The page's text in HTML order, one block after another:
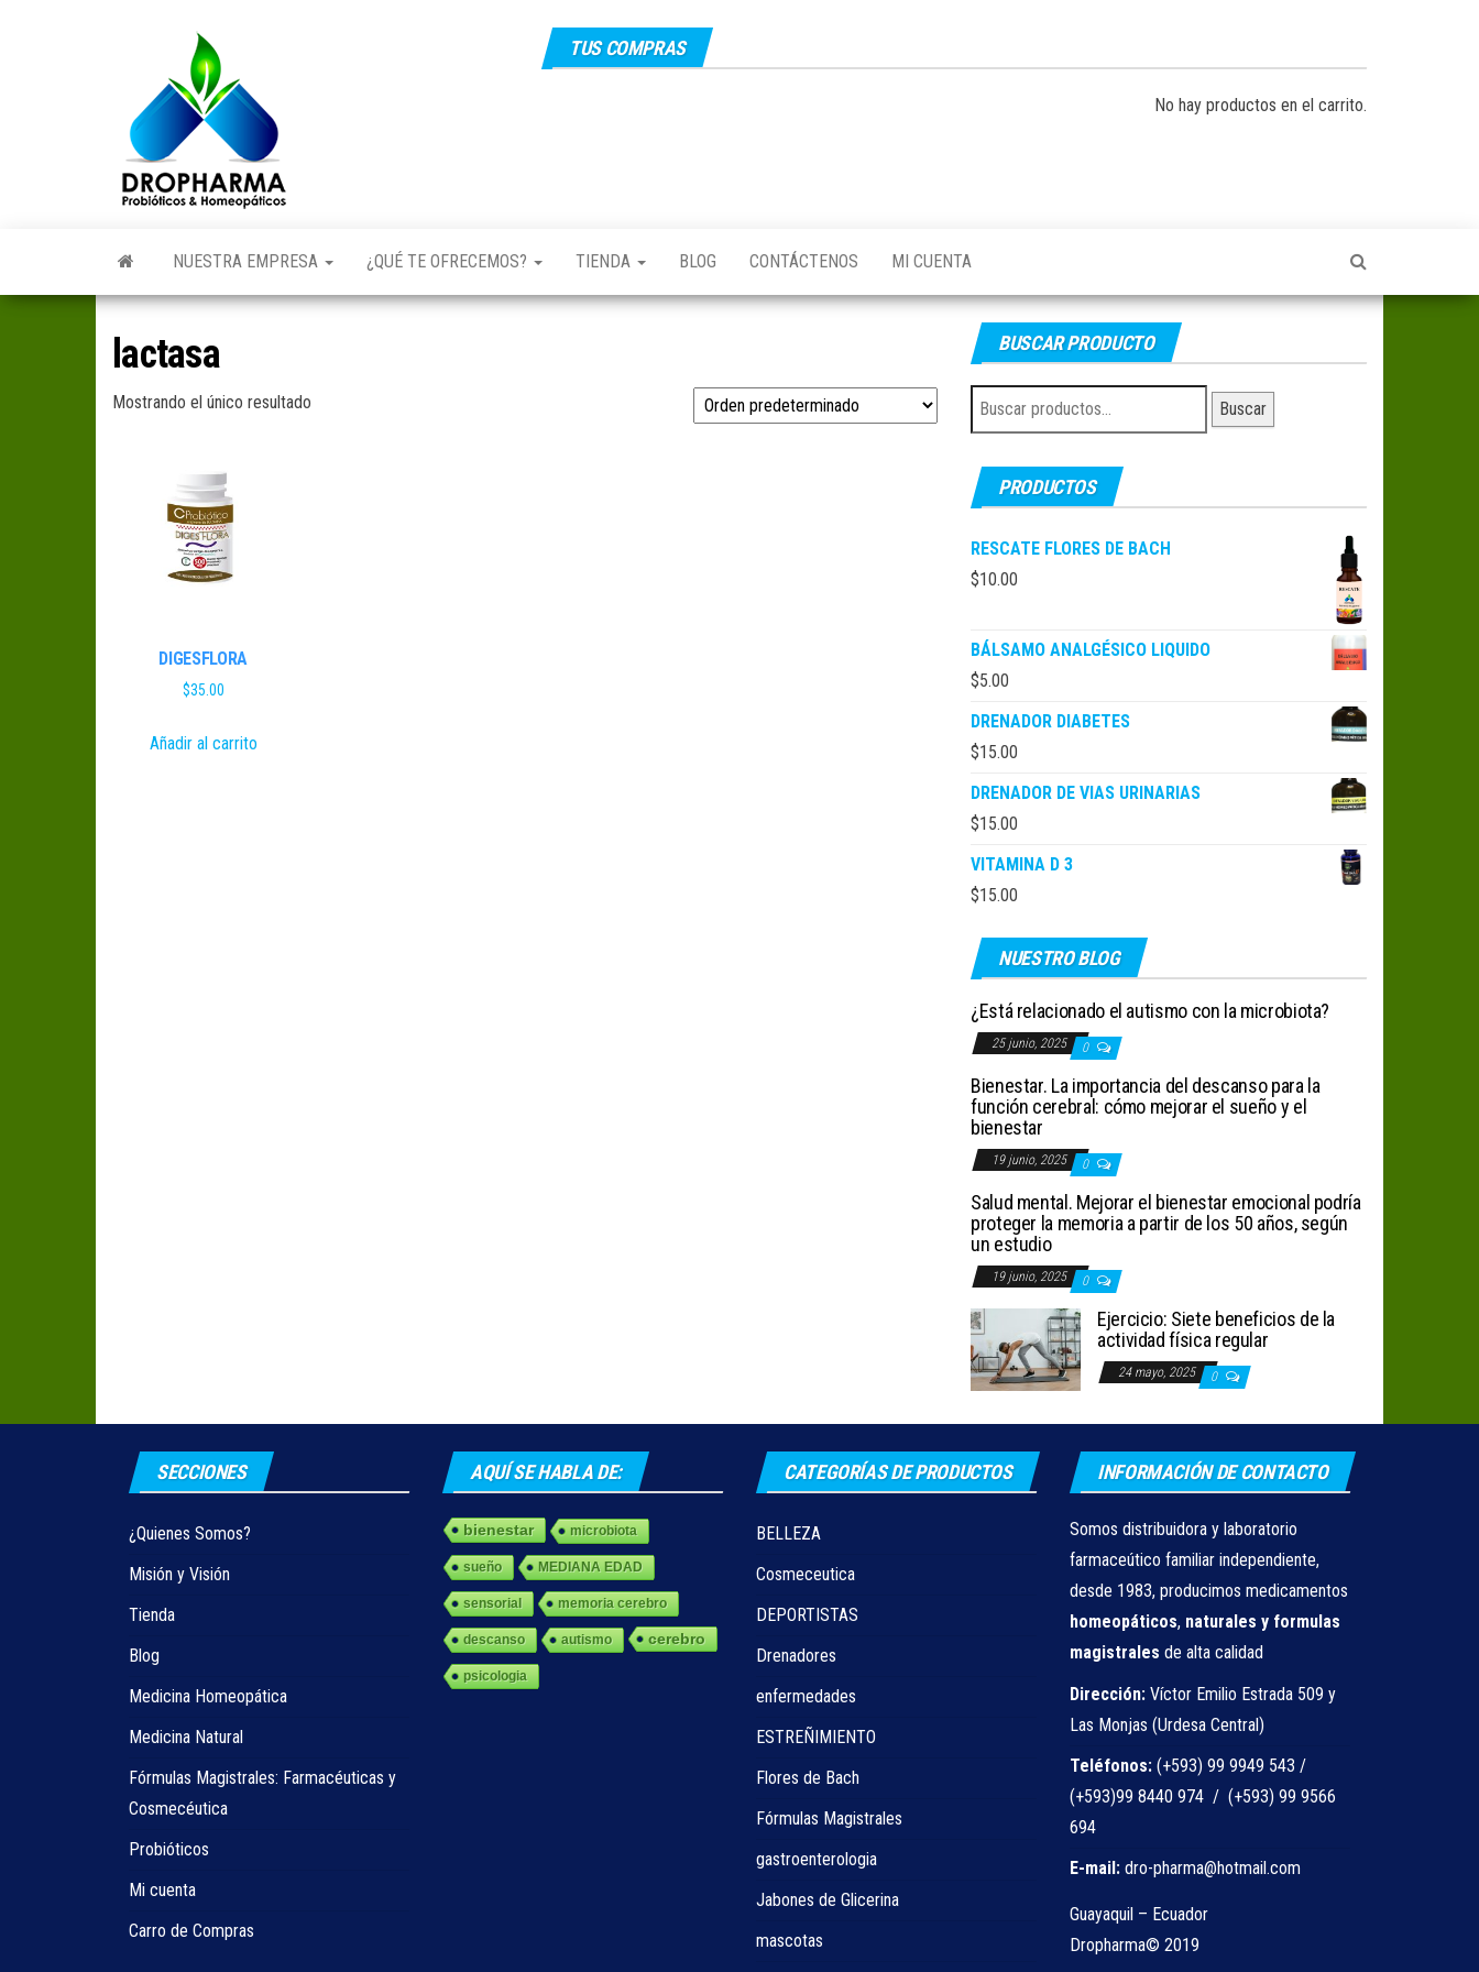
TUS COMPRAS
No hay productos en el carrito.
NUESTRA EMPRESA ¿QUÉ TE OFRECEMOS? TIENDA BLOG CONTÁCTENOS MI CUENTA
lactasa
Mostrando el único resultado
DIGESFLORA
$35.00
Añadir al carrito
BUSCAR PRODUCTO
Buscar
por:
Buscar
PRODUCTOS
RESCATE FLORES DE BACH
$10.00
BÁLSAMO ANALGÉSICO LIQUIDO
$5.00
DRENADOR DIABETES
$15.00
DRENADOR DE VIAS URINARIAS
$15.00
VITAMINA D 3
$15.00
NUESTRO BLOG
¿Está relacionado el autismo con la microbiota?
25 junio, 2025 0
Bienestar. La importancia del descanso para la
función cerebral: cómo mejorar el sueño y el
bienestar
19 junio, 2025 0
Salud mental. Mejorar el bienestar emocional podría
proteger la memoria a partir de los 50 años, según
un estudio
19 junio, 2025 0
Ejercicio: Siete beneficios de la
actividad física regular
24 mayo, 2025 0
SECCIONES
¿Quienes Somos?
Misión y Visión
Tienda
Blog
Medicina Homeopática
Medicina Natural
Fórmulas Magistrales: Farmacéuticas y
Cosmecéutica
Probióticos
Mi cuenta
Carro de Compras
AQUÍ SE HABLA DE:
bienestar microbiota
sueño MEDIANA EDAD
sensorial memoria cerebro
descanso autismo cerebro
psicologia
CATEGORÍAS DE PRODUCTOS
BELLEZA
Cosmeceutica
DEPORTISTAS
Drenadores
enfermedades
ESTREÑIMIENTO
Flores de Bach
Fórmulas Magistrales
gastroenterologia
Jabones de Glicerina
mascotas
INFORMACIÓN DE CONTACTO
Somos distribuidora y laboratorio
farmaceútico familiar independiente,
desde 1983, producimos medicamentos
homeopáticos, naturales y formulas
magistrales de alta calidad
Dirección: Víctor Emilio Estrada 509 y
Las Monjas (Urdesa Central)
Teléfonos: (+593) 99 9949 543 /
(+593)99 8440 974 / (+593) 99 9566
694
E-mail: dro-pharma@hotmail.com
Guayaquil – Ecuador
Dropharma© 2019